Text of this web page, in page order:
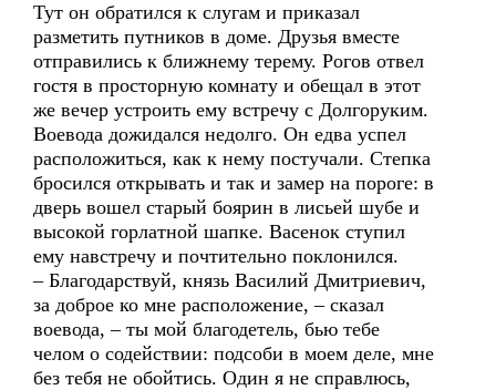
Тут он обратился к слугам и приказал
разметить путников в доме. Друзья вместе
отправились к ближнему терему. Рогов отвел
гостя в просторную комнату и обещал в этот
же вечер устроить ему встречу с Долгоруким.
Воевода дожидался недолго. Он едва успел
расположиться, как к нему постучали. Степка
бросился открывать и так и замер на пороге: в
дверь вошел старый боярин в лисьей шубе и
высокой горлатной шапке. Васенок ступил
ему навстречу и почтительно поклонился.
– Благодарствуй, князь Василий Дмитриевич,
за доброе ко мне расположение, – сказал
воевода, – ты мой благодетель, бью тебе
челом о содействии: подсоби в моем деле, мне
без тебя не обойтись. Один я не справлюсь,